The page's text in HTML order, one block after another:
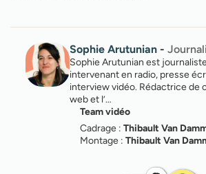
Sophie Arutunian -
Sophie Arutunian est
intervenant en radio, presse
interview vidéo. Rédactrice de
web et l’…
Team vidéo
Cadrage : Thibault Van
Montage : Thibault Van